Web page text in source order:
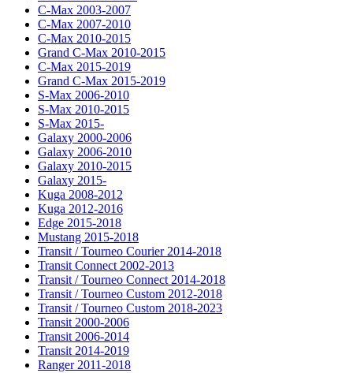
C-Max 2003-2007
C-Max 2007-2010
C-Max 2010-2015
Grand C-Max 2010-2015
C-Max 2015-2019
Grand C-Max 2015-2019
S-Max 2006-2010
S-Max 2010-2015
S-Max 2015-
Galaxy 2000-2006
Galaxy 2006-2010
Galaxy 2010-2015
Galaxy 2015-
Kuga 2008-2012
Kuga 2012-2016
Edge 2015-2018
Mustang 2015-2018
Transit / Tourneo Courier 2014-2018
Transit Connect 2002-2013
Transit / Tourneo Connect 2014-2018
Transit / Tourneo Custom 2012-2018
Transit / Tourneo Custom 2018-2023
Transit 2000-2006
Transit 2006-2014
Transit 2014-2019
Ranger 2011-2018